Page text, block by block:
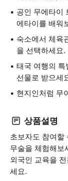
공인 무에타이
에타이를 배워
숙소에서 체육
을 선택하세요.
태국 여행의
선물로 받으세
현지인처럼 무
상품설명
초보자도 참여할
무술을 체험해보
외국인 교육을
세요.